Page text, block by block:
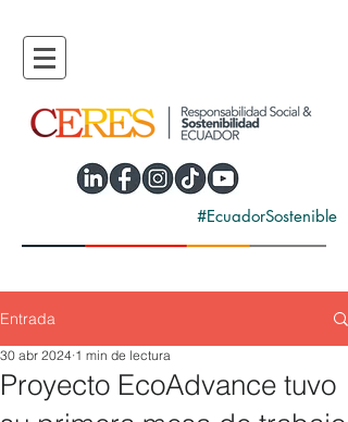
#EcuadorSostenible
Entrada
Proyecto EcoAdvance tuvo
30 abr 2024 1 min de lectura